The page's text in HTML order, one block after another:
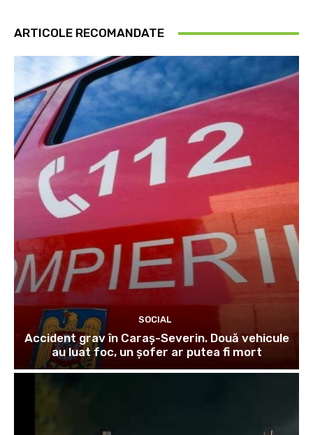
ARTICOLE RECOMANDATE
SOCIAL
Accident grav în Caraș-Severin. Două vehicule
au luat foc, un șofer ar putea fi mort